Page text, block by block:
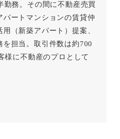
勤務。その間に不動産売買
パートマンションの賃貸仲
（新築アパート）提案、
を担当。取引件数は約700
様に不動産のプロとして